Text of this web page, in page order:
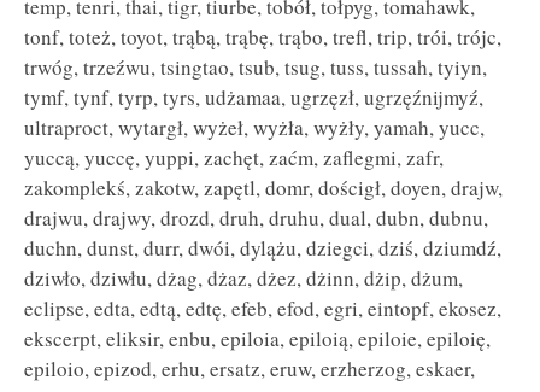
temp, tenri, thai, tigr, tiurbe, tobół, tołpyg, tomahawk,
tonf, toteż, toyot, trąbą, trąbę, trąbo, trefl, trip, trói, trójc,
trwóg, trzeźwu, tsingtao, tsub, tsug, tuss, tussah, tyiyn,
tymf, tynf, tyrp, tyrs, udżamaa, ugrzęzł, ugrzęźnijmyź,
ultraproct, wytargł, wyżeł, wyżła, wyżły, yamah, yucc,
yuccą, yuccę, yuppi, zachęt, zaćm, zaflegmi, zafr,
zakomplekś, zakotw, zapętl, domr, dościgł, doyen, drajw,
drajwu, drajwy, drozd, druh, druhu, dual, dubn, dubnu,
duchn, dunst, durr, dwói, dylążu, dziegci, dziś, dziumdź,
dziwło, dziwłu, dżag, dżaz, dżez, dżinn, dżip, dżum,
eclipse, edta, edtą, edtę, efeb, efod, egri, eintopf, ekosez,
ekscerpt, eliksir, enbu, epiloia, epiloią, epiloie, epiloię,
epiloio, epizod, erhu, ersatz, eruw, erzherzog, eskaer,